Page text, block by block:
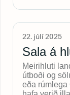
22. júlí 2025
Sala á
Meirihluti
útboði og
eða